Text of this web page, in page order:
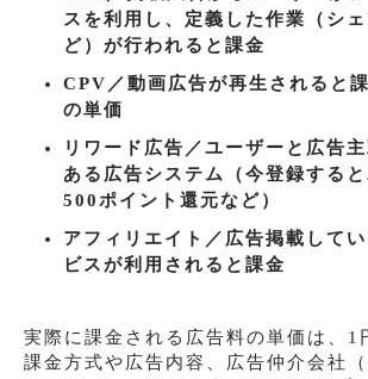
スを利用し、定義した作業（シ
ど）が行われると課金
CPV／動画広告が再生されると
の単価
リワード広告／ユーザーと広告
ある広告システム（今登録する
500ポイント還元など）
アフィリエイト／広告掲載して
ビスが利用されると課金
実際に課金される広告料の単価は、1
課金方式や広告内容、広告仲介会社